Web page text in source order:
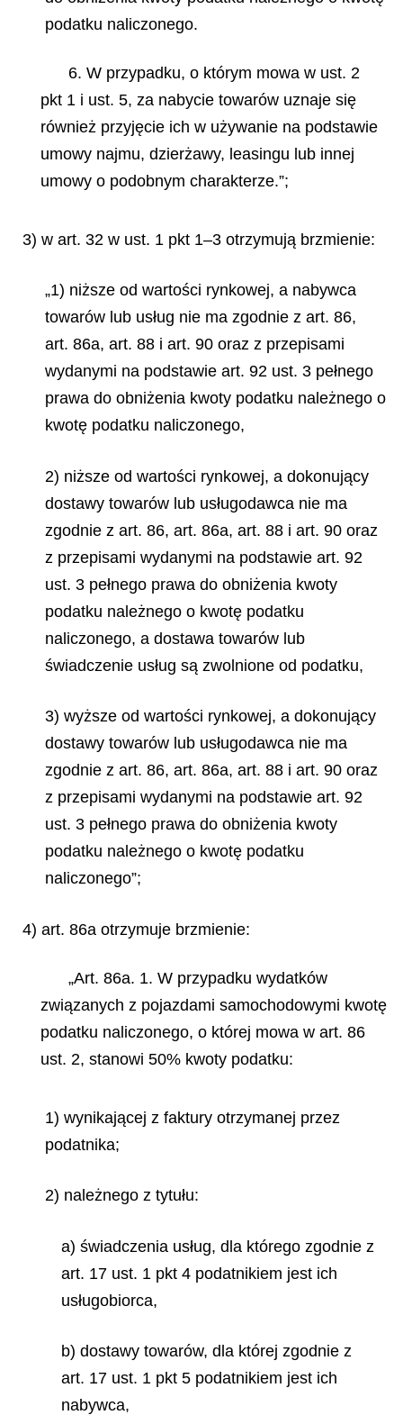
podatku naliczonego.
6. W przypadku, o którym mowa w ust. 2
pkt 1 i ust. 5, za nabycie towarów uznaje się
również przyjęcie ich w używanie na podstawie
umowy najmu, dzierżawy, leasingu lub innej
umowy o podobnym charakterze.”;
3) w art. 32 w ust. 1 pkt 1–3 otrzymują brzmienie:
„1) niższe od wartości rynkowej, a nabywca
towarów lub usług nie ma zgodnie z art. 86,
art. 86a, art. 88 i art. 90 oraz z przepisami
wydanymi na podstawie art. 92 ust. 3 pełnego
prawa do obniżenia kwoty podatku należnego o
kwotę podatku naliczonego,
2) niższe od wartości rynkowej, a dokonujący
dostawy towarów lub usługodawca nie ma
zgodnie z art. 86, art. 86a, art. 88 i art. 90 oraz
z przepisami wydanymi na podstawie art. 92
ust. 3 pełnego prawa do obniżenia kwoty
podatku należnego o kwotę podatku
naliczonego, a dostawa towarów lub
świadczenie usług są zwolnione od podatku,
3) wyższe od wartości rynkowej, a dokonujący
dostawy towarów lub usługodawca nie ma
zgodnie z art. 86, art. 86a, art. 88 i art. 90 oraz
z przepisami wydanymi na podstawie art. 92
ust. 3 pełnego prawa do obniżenia kwoty
podatku należnego o kwotę podatku
naliczonego”;
4) art. 86a otrzymuje brzmienie:
„Art. 86a. 1. W przypadku wydatków
związanych z pojazdami samochodowymi kwotę
podatku naliczonego, o której mowa w art. 86
ust. 2, stanowi 50% kwoty podatku:
1) wynikającej z faktury otrzymanej przez
podatnika;
2) należnego z tytułu:
a) świadczenia usług, dla którego zgodnie z
art. 17 ust. 1 pkt 4 podatnikiem jest ich
usługobiorca,
b) dostawy towarów, dla której zgodnie z
art. 17 ust. 1 pkt 5 podatnikiem jest ich
nabywca,